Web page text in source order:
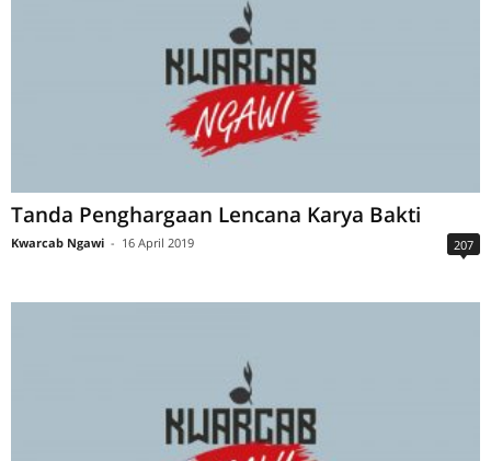
Tanda Penghargaan Lencana Karya Bakti
Kwarcab Ngawi - 16 April 2019 207